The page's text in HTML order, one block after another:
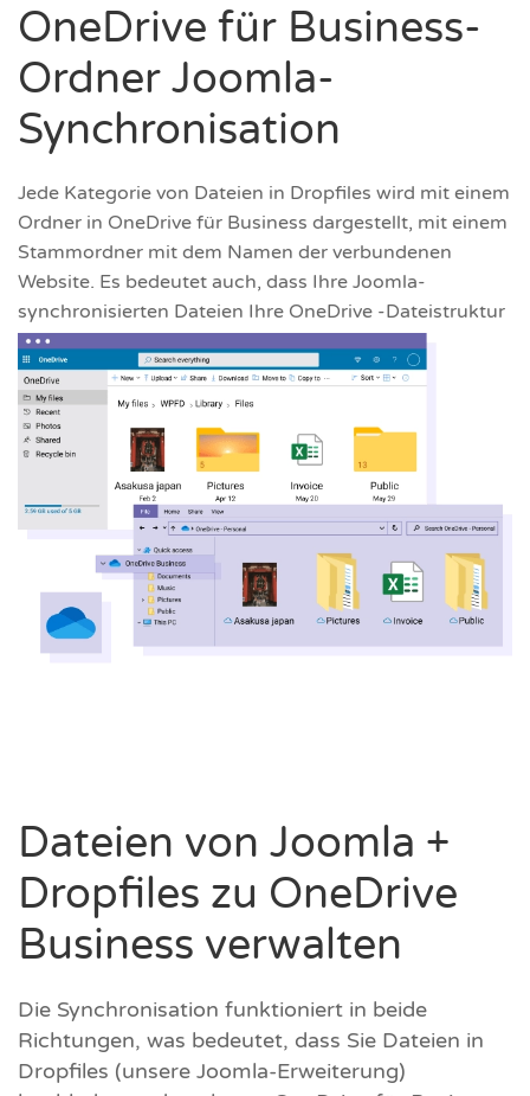
OneDrive für Business-
Ordner Joomla-
Synchronisation
Jede Kategorie von Dateien in Dropfiles wird mit einem
Ordner in OneDrive für Business dargestellt, mit einem
Stammordner mit dem Namen der verbundenen
Website. Es bedeutet auch, dass Ihre Joomla-
synchronisierten Dateien Ihre OneDrive -Dateistruktur
nicht durcheinander bringen.
Dateien von Joomla +
Dropfiles zu OneDrive
Business verwalten
Die Synchronisation funktioniert in beide
Richtungen, was bedeutet, dass Sie Dateien in
Dropfiles (unsere Joomla-Erweiterung)